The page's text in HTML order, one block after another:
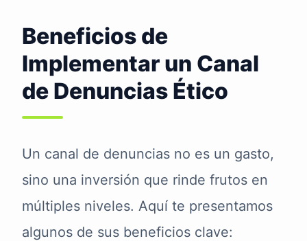
Beneficios de
Implementar un Canal
de Denuncias Ético
Un canal de denuncias no es un gasto,
sino una inversión que rinde frutos en
múltiples niveles. Aquí te presentamos
algunos de sus beneficios clave: